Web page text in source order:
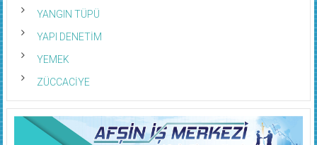
YANGIN TÜPÜ
YAPI DENETİM
YEMEK
ZÜCCACİYE